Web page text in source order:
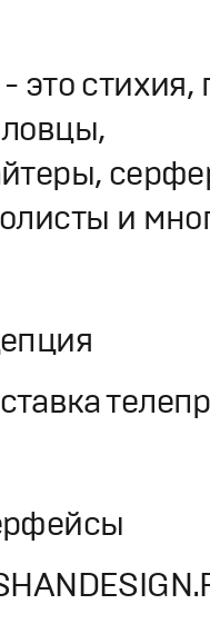
это стихия,
и